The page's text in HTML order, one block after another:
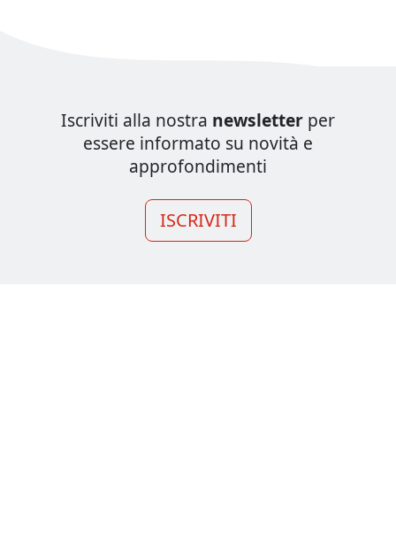
Iscriviti alla nostra newsletter per
essere informato su novità e
approfondimenti
ISCRIVITI